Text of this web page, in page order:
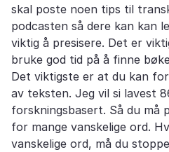
skal poste noen tips til
podcasten så dere kan kan
viktig å presisere. Det er
bruke god tid på å finne
Det viktigste er at du kan
av teksten. Jeg vil si lavest
forskningsbasert. Så du må
for mange vanskelige ord.
vanskelige ord, må du